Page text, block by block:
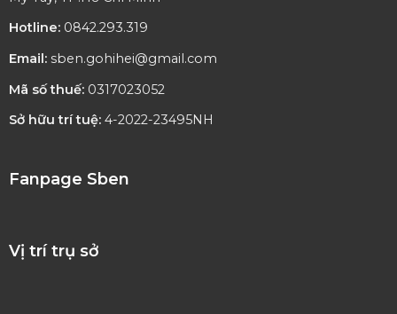
Hotline:0842.293.319
Email: sben.gohihei@gmail.com
Mã số thuế:0317023052
Sở hữu trí tuệ:4-2022-23495NH
Fanpage Sben
Vị trí trụ sở